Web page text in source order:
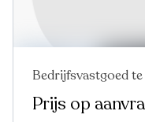
Bedrijfsvastgoed te
Prijs op